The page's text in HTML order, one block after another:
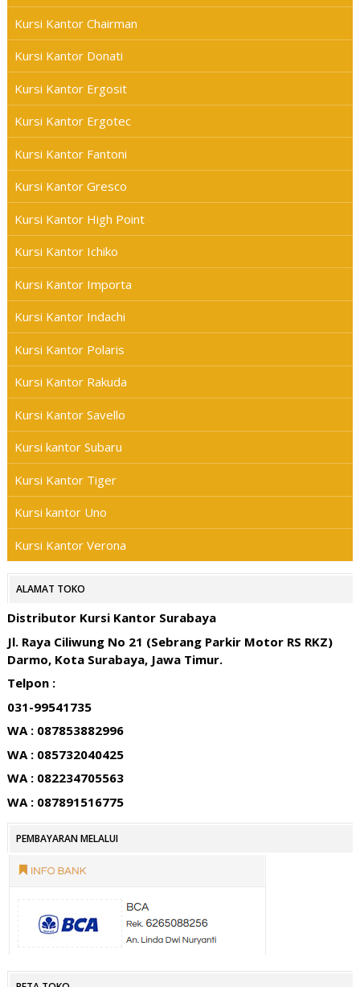
Kursi Kantor Chairman
Kursi Kantor Donati
Kursi Kantor Ergosit
Kursi Kantor Ergotec
Kursi Kantor Fantoni
Kursi Kantor Gresco
Kursi Kantor High Point
Kursi Kantor Ichiko
Kursi Kantor Importa
Kursi Kantor Indachi
Kursi Kantor Polaris
Kursi Kantor Rakuda
Kursi Kantor Savello
Kursi kantor Subaru
Kursi Kantor Tiger
Kursi kantor Uno
Kursi Kantor Verona
ALAMAT TOKO
Distributor Kursi Kantor Surabaya
Jl. Raya Ciliwung No 21 (Sebrang Parkir Motor RS RKZ)
Darmo, Kota Surabaya, Jawa Timur.
Telpon :
031-99541735
WA : 087853882996
WA : 085732040425
WA : 082234705563
WA : 087891516775
PEMBAYARAN MELALUI